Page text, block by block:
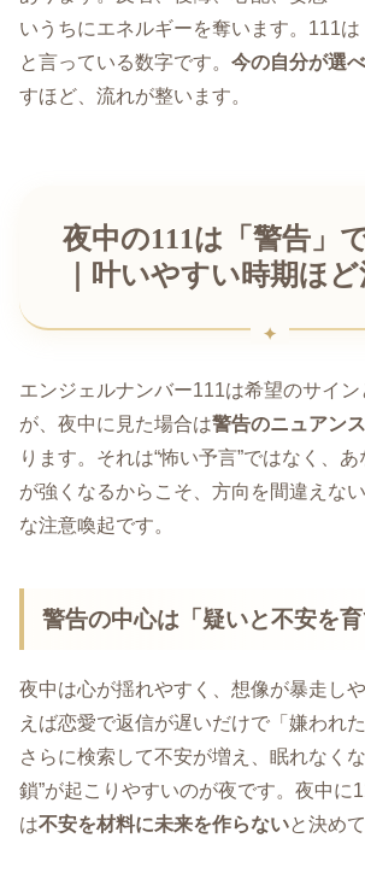
いうちにエネルギーを奪います。111は
と言っている数字です。 今の自分が選
すほど、流れが整います。
夜中の111は「警告」
｜叶いやすい時期ほ
エンジェルナンバー111は希望のサイ
が、夜中に見た場合は警告のニュアンス
ります。それは“怖い予言”ではなく、
が強くなるからこそ、方向を間違えな
な注意喚起です。
警告の中心は「疑いと不安を育
夜中は心が揺れやすく、想像が暴走し
えば恋愛で返信が遅いだけで「嫌われ
さらに検索して不安が増え、眠れなく
鎖”が起こりやすいのが夜です。夜中に
は不安を材料に未来を作らないと決め